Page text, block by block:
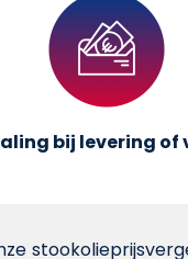
bij levering of